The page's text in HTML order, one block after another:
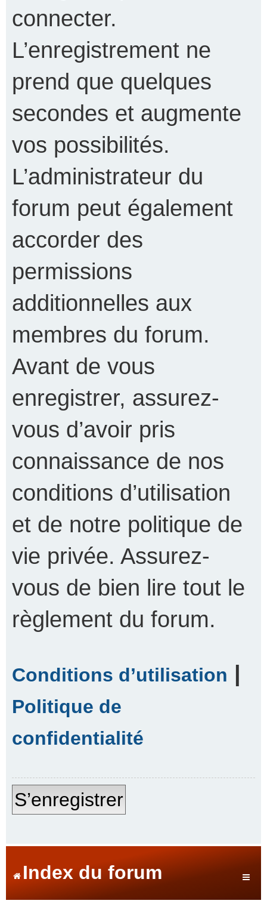
connecter.
L’enregistrement ne
prend que quelques
secondes et augmente
vos possibilités.
L’administrateur du
forum peut également
accorder des
permissions
additionnelles aux
membres du forum.
Avant de vous
enregistrer, assurez-
vous d’avoir pris
connaissance de nos
conditions d’utilisation
et de notre politique de
vie privée. Assurez-
vous de bien lire tout le
règlement du forum.
Conditions d’utilisation |
Politique de
confidentialité
S’enregistrer
Index du forum